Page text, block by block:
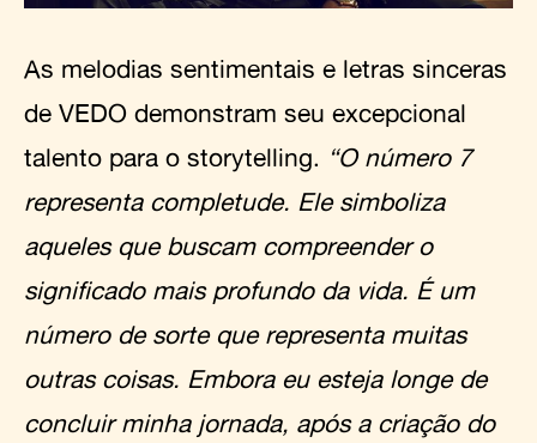
As melodias sentimentais e letras sinceras
de VEDO demonstram seu excepcional
talento para o storytelling. “O número 7
representa completude. Ele simboliza
aqueles que buscam compreender o
significado mais profundo da vida. É um
número de sorte que representa muitas
outras coisas. Embora eu esteja longe de
concluir minha jornada, após a criação do